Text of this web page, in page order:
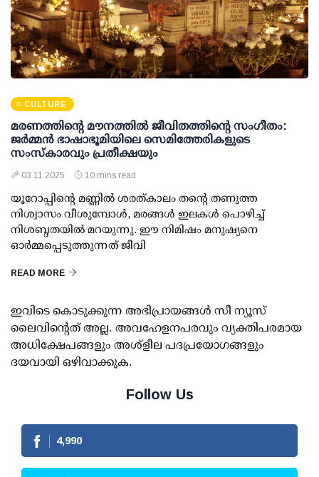
CULTURE
മരണത്തിന്റെ മൗനത്തിൽ ജീവിതത്തിന്റെ സംഗീതം:
ജർമ്മൻ ഭാഷാഭൂമിയിലെ സെമിത്തേരികളുടെ
സംസ്കാരവും പ്രതീക്ഷയും
03 11 2025 10 mins read
യൂറോപ്പിന്റെ മണ്ണിൽ ശരത്കാലം തന്റെ തണുത്ത
നിശ്വാസം വീശുമ്പോൾ, മരങ്ങൾ ഇലകൾ പൊഴിച്ച്
നിശബ്ദതയിൽ മറയുന്നു. ഈ നിമിഷം മനുഷ്യനെ
ഓർമ്മപ്പെടുത്തുന്നത് ജീവി
READ MORE
ഇവിടെ കൊടുക്കുന്ന അഭിപ്രായങ്ങള്‍ സീ ന്യൂസ്
ലൈവിന്റെത് അല്ല. അവഹേളനപരവും വ്യക്തിപരമായ
അധിക്ഷേപങ്ങളും അശ്‌ളീല പദപ്രയോഗങ്ങളും
ദയവായി ഒഴിവാക്കുക.
Follow Us
4,990